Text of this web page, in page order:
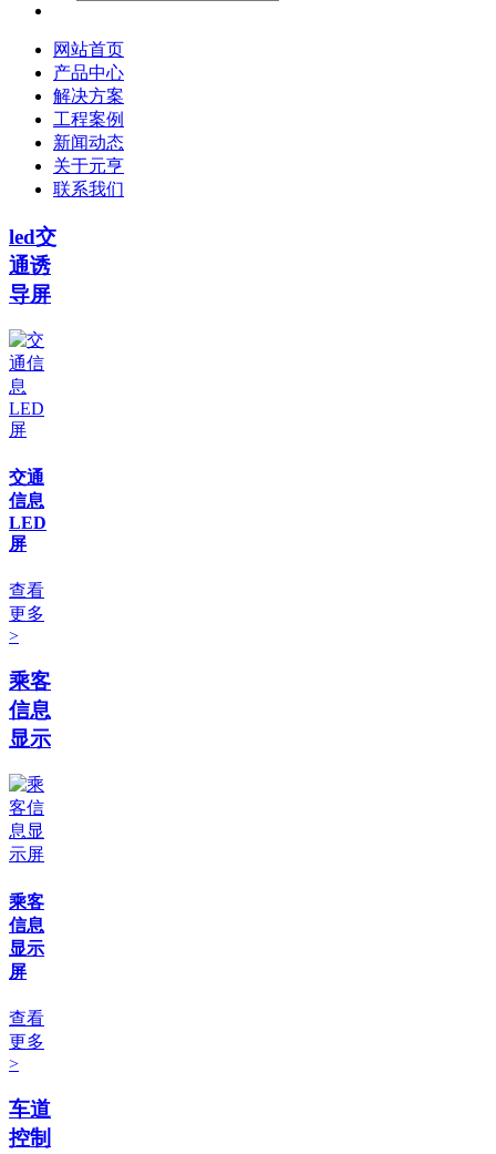
网站首页
产品中心
解决方案
工程案例
新闻动态
关于元亨
联系我们
led交
通诱
导屏
交通
信息
LED
屏
查看
更多
>
乘客
信息
显示
乘客
信息
显示
屏
查看
更多
>
车道
控制